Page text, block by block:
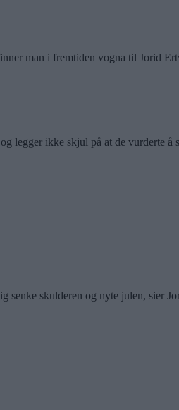
man i fremtiden vogna til Jorid
legger ikke skjul på at de vurderte å
senke skulderen og nyte julen, sier